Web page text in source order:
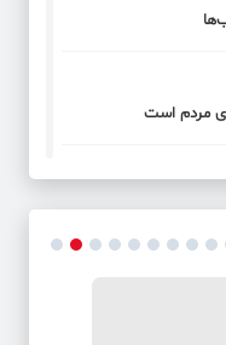
مردم است
موادفروشان